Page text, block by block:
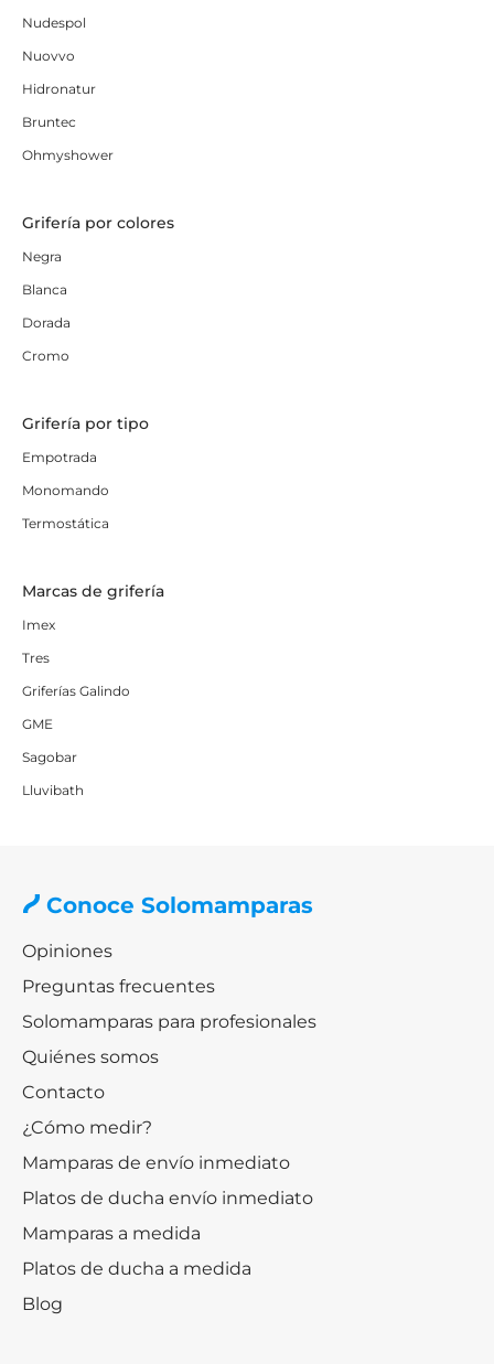
Nudespol
Nuovvo
Hidronatur
Bruntec
Ohmyshower
Grifería por colores
Negra
Blanca
Dorada
Cromo
Grifería por tipo
Empotrada
Monomando
Termostática
Marcas de grifería
Imex
Tres
Griferías Galindo
GME
Sagobar
Lluvibath
Conoce Solomamparas
Opiniones
Preguntas frecuentes
Solomamparas para profesionales
Quiénes somos
Contacto
¿Cómo medir?
Mamparas de envío inmediato
Platos de ducha envío inmediato
Mamparas a medida
Platos de ducha a medida
Blog